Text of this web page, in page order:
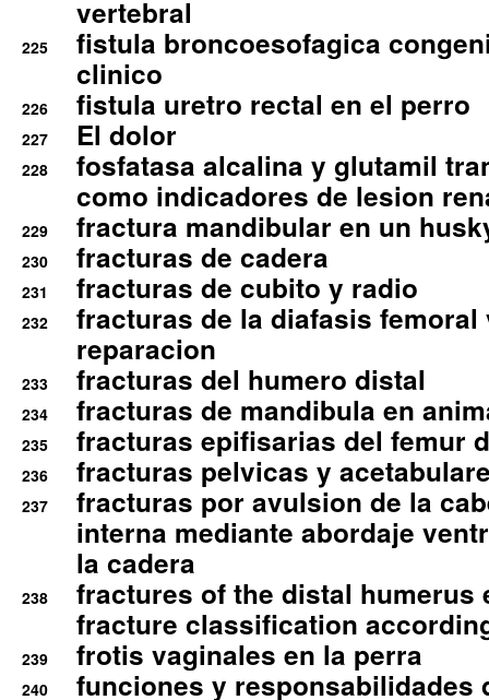
vertebral
225
fistula broncoesofagica
clinico
226 fistula uretro rectal en el perro
227 El dolor
228
fosfatasa alcalina y glutamil
como indicadores de lesion
229 fractura mandibular en un
230 fracturas de cadera
231 fracturas de cubito y radio
232
fracturas de la diafasis
reparacion
233 fracturas del humero distal
234 fracturas de mandibula en
235 fracturas epifisarias del femur
236 fracturas pelvicas y
237
fracturas por avulsion de la
interna mediante abordaje
la cadera
238
fractures of the distal humerus
fracture classification
239 frotis vaginales en la perra
240
funciones y responsabilidades